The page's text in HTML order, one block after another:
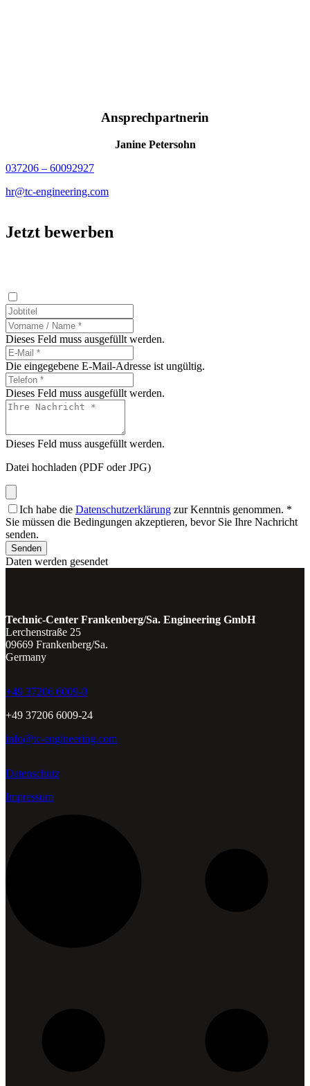
Ansprechpartnerin
Janine Petersohn
037206 – 60092927
hr@tc-engineering.com
Jetzt bewerben
Dieses Feld muss ausgefüllt werden.
Die eingegebene E-Mail-Adresse ist ungültig.
Dieses Feld muss ausgefüllt werden.
Dieses Feld muss ausgefüllt werden.
Datei hochladen (PDF oder JPG)
Ich habe die Datenschutzerklärung zur Kenntnis genommen. *
Sie müssen die Bedingungen akzeptieren, bevor Sie Ihre Nachricht
senden.
Senden
Daten werden gesendet
Technic-Center Frankenberg/Sa. Engineering GmbH
Lerchenstraße 25
09669 Frankenberg/Sa.
Germany
+49 37206 6009-0
+49 37206 6009-24
info@tc-engineering.com
Datenschutz
Impressum